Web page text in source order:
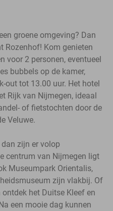
groene omgeving? Dan
Rozenhof! Kom genieten
voor 2 personen, eventueel
bubbels op de kamer,
out tot 13.00 uur. Het hotel
Rijk van Nijmegen, ideaal
of fietstochten door de
Veluwe.
zijn er volop
centrum van Nijmegen ligt
Museumpark Orientalis,
zijn vlakbij. Of
het Duitse Kleef en
een mooie dag kunnen